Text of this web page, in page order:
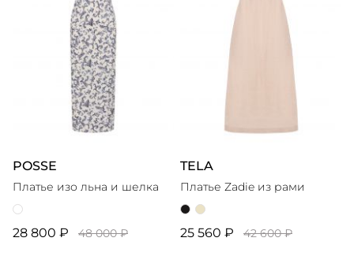
POSSE
Платье изо льна и шелка
28 800 ₽ 48 000 ₽
TELA
Платье Zadie из рами
25 560 ₽ 42 600 ₽